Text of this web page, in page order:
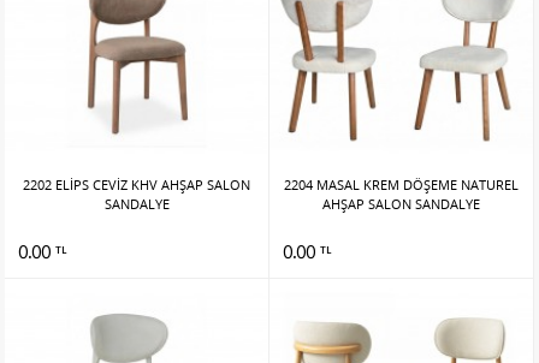
2202 ELİPS CEVİZ KHV AHŞAP SALON
SANDALYE
0.00 TL
2204 MASAL KREM DÖŞEME NATUREL
AHŞAP SALON SANDALYE
0.00 TL